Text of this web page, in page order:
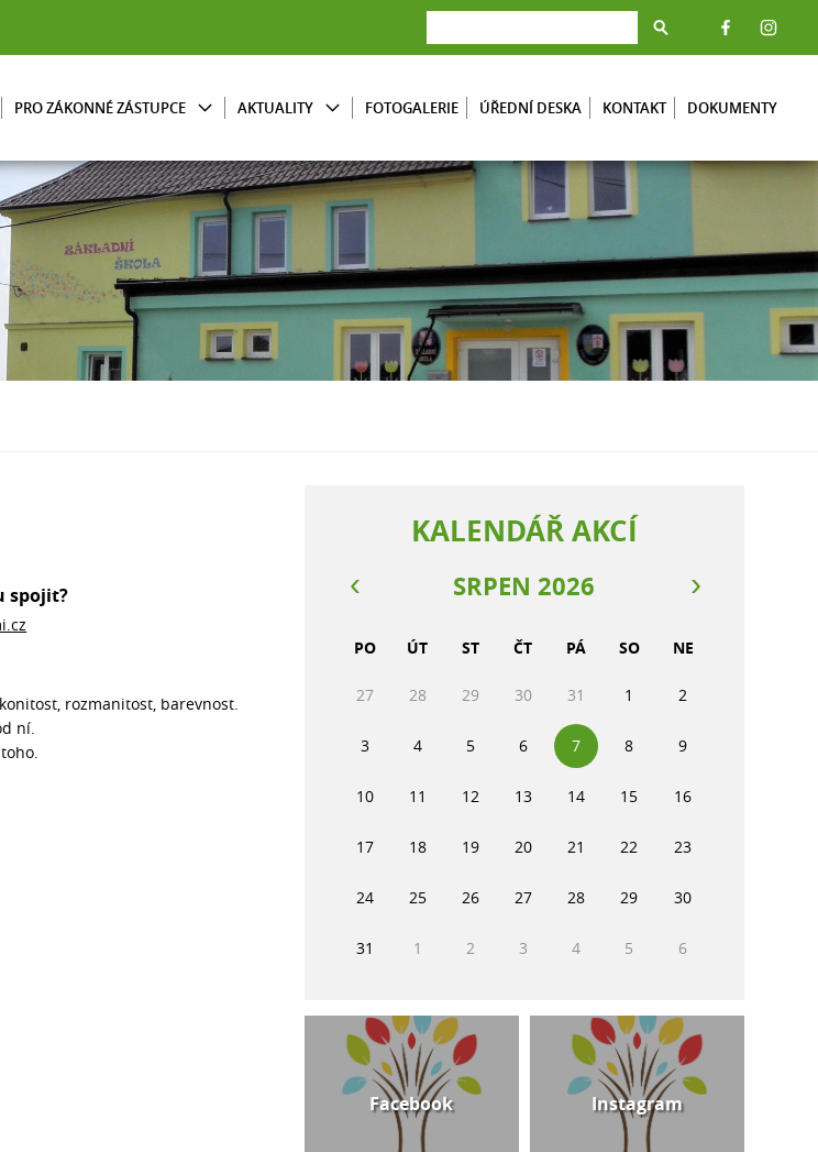
PRO ZÁKONNÉ ZÁSTUPCE AKTUALITY FOTOGALERIE ÚŘEDNÍ DESKA KONTAKT DOKUMENTY
spojit?
rozmanitost, barevnost.
ní.
KALENDÁŘ AKCÍ
SRPEN 2026
PO ÚT ST ČT PÁ SO NE
27 28 29 30 31 1 2
3 4 5 6 7 8 9
10 11 12 13 14 15 16
17 18 19 20 21 22 23
24 25 26 27 28 29 30
31 1 2 3 4 5 6
Facebook Instagram